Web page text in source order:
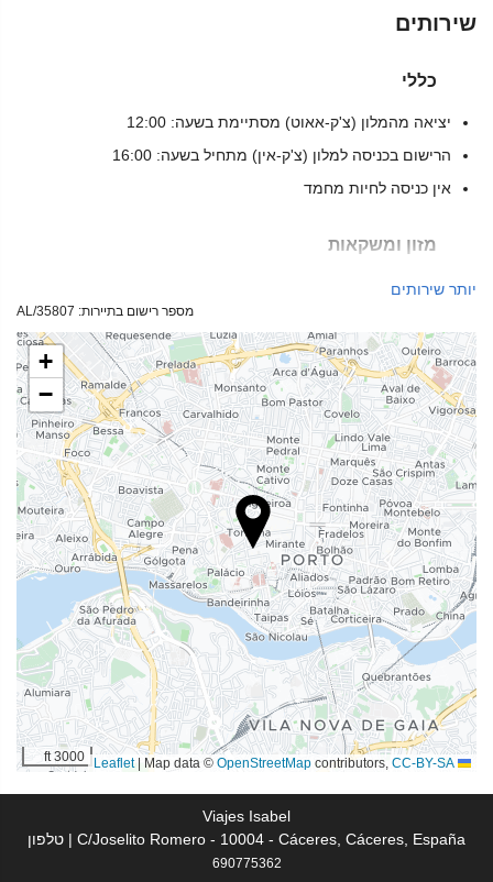
שירותים
כללי
יציאה מהמלון (צ'ק-אאוט) מסתיימת בשעה: 12:00
הרישום בכניסה למלון (צ'ק-אין) מתחיל בשעה: 16:00
אין כניסה לחיות מחמד
מזון ומשקאות
מסעדת א־לה־קארט
בית קפה באתר
שירותי קבלה
אחסון מטען
אינטרנט
אינטרנט אלחוטי חינם
שירותי ניקיון
מכבסה
בריאות
ספא
יותר שירותים
מספר רישום בתיירות: 35807/AL
+
−
3000 ft | Map data © OpenStreetMap contributors, CC-BY-SA
Viajes Isabel
C/Joselito Romero - 10004 - Cáceres, Cáceres, España | טלפון
690775362